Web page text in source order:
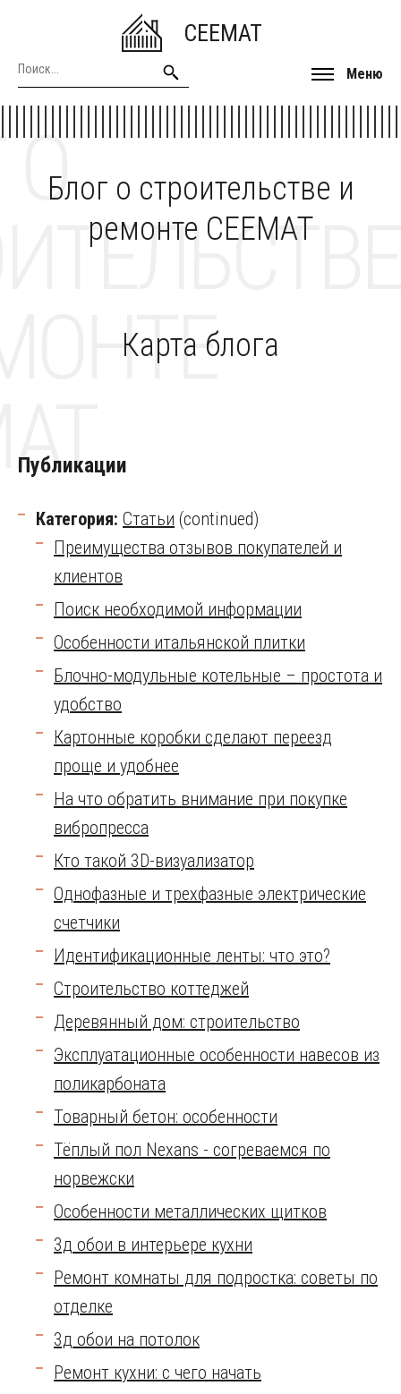
CEEMAT
Меню
Блог о строительстве и
ремонте CEEMAT
О
Карта блога
Публикации
Категория: Статьи (continued)
Преимущества отзывов покупателей и
клиентов
Поиск необходимой информации
Особенности итальянской плитки
Блочно-модульные котельные – простота и
удобство
Картонные коробки сделают переезд
проще и удобнее
На что обратить внимание при покупке
вибропресса
Кто такой 3D-визуализатор
Однофазные и трехфазные электрические
счетчики
Идентификационные ленты: что это?
Строительство коттеджей
Деревянный дом: строительство
Эксплуатационные особенности навесов из
поликарбоната
Товарный бетон: особенности
Тёплый пол Nexans - согреваемся по
норвежски
Особенности металлических щитков
3д обои в интерьере кухни
Ремонт комнаты для подростка: советы по
отделке
3д обои на потолок
Ремонт кухни: с чего начать